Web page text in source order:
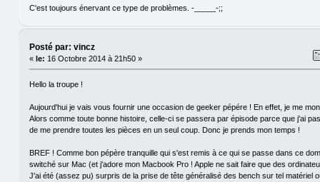
C'est toujours énervant ce type de problèmes. -_____-;;
Posté par: vincz
« le: 16 Octobre 2014 à 21h50 »
Hello la troupe !
Aujourd'hui je vais vous fournir une occasion de geeker pépére ! En effet, je me
Alors comme toute bonne histoire, celle-ci se passera par épisode parce que j'ai
de me prendre toutes les pièces en un seul coup. Donc je prends mon temps !
BREF ! Comme bon pépère tranquille qui s'est remis à ce qui se passe dans ce
switché sur Mac (et j'adore mon Macbook Pro ! Apple ne sait faire que des
J'ai été (assez pu) surpris de la prise de tête généralisé des bench sur tel matériel